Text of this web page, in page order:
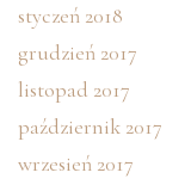
styczeń 2018
grudzień 2017
listopad 2017
październik 2017
wrzesień 2017